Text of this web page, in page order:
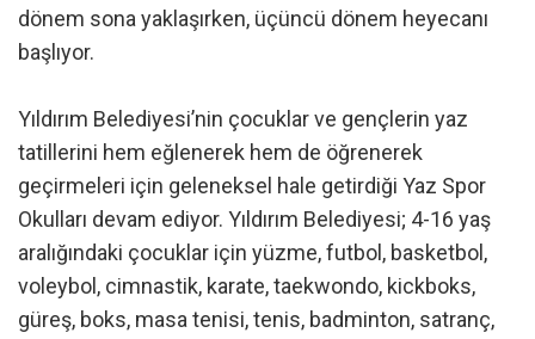
dönem sona yaklaşırken, üçüncü dönem heyecanı
başlıyor.
Yıldırım Belediyesi’nin çocuklar ve gençlerin yaz
tatillerini hem eğlenerek hem de öğrenerek
geçirmeleri için geleneksel hale getirdiği Yaz Spor
Okulları devam ediyor. Yıldırım Belediyesi; 4-16 yaş
aralığındaki çocuklar için yüzme, futbol, basketbol,
voleybol, cimnastik, karate, taekwondo, kickboks,
güreş, boks, masa tenisi, tenis, badminton, satranç,